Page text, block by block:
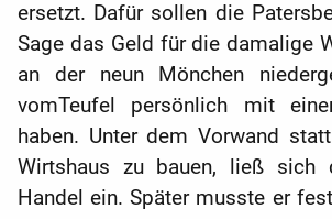
ersetzt. Dafür sollen die
Sage das Geld für die damalige
an der neun Mönchen
vomTeufel persönlich mit
haben. Unter dem Vorwand
Wirtshaus zu bauen, ließ sich
Handel ein. Später musste er